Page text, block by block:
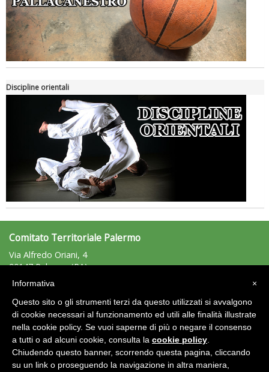
Luglio 2026: "Pensando con i piedi, si possono fare le
rivoluzioni"
Tiziano Pesce a Radio InBlu2000 traccia il bilancio della stagione
Discipline orientali
Comitato Territoriale Palermo
Via Alfredo Oriani, 4
90147 Palermo (PA)
Tel: 091/5071960 - Fax: 091/5071960
C.F.:97066930823
Area Riservata 2.0
×
Informativa
Questo sito o gli strumenti terzi da questo utilizzati si avvalgono
di cookie necessari al funzionamento ed utili alle finalità illustrate
nella cookie policy. Se vuoi saperne di più o negare il consenso
a tutti o ad alcuni cookie, consulta la cookie policy
Chiudendo questo banner, scorrendo questa pagina, cliccando
su un link o proseguendo la navigazione in altra maniera,